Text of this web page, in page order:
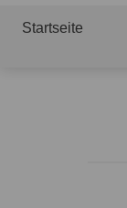
Startseite